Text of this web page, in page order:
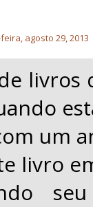
agosto 29, 2013
livros
um
livro